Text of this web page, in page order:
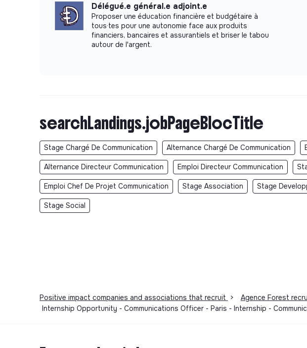
Délégué.e général.e adjoint.e
Proposer une éducation financière et budgétaire à
tous·tes pour une autonomie face aux produits
financiers, bancaires et assurantiels et briser le tabou
autour de l'argent.
searchLandings.jobPageBlocTitle
Stage Chargé De Communication Alternance Chargé De Communication
Alternance Directeur Communication Emploi Directeur Communication
Emploi Chef De Projet Communication Stage Association Stage
Stage Social
Positive impact companies and associations that recruit > Agence Forest
Internship Opportunity - Communications Officer - Paris - Internship -